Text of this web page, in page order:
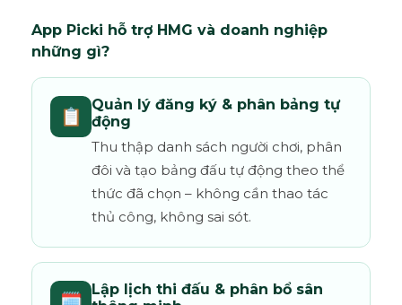
App Picki hỗ trợ HMG và doanh nghiệp
những gì?
📋
Quản lý đăng ký & phân bảng tự
động
Thu thập danh sách người chơi, phân
đôi và tạo bảng đấu tự động theo thể
thức đã chọn – không cần thao tác
thủ công, không sai sót.
Lập lịch thi đấu & phân bổ sân